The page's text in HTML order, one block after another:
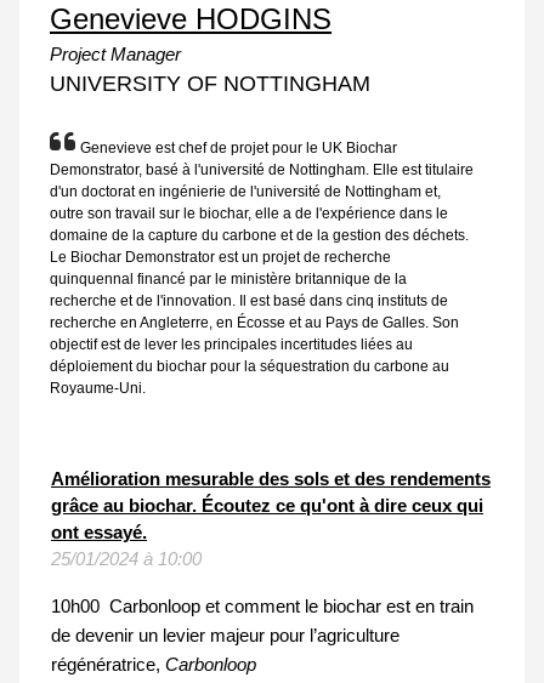
Genevieve HODGINS
Project Manager
UNIVERSITY OF NOTTINGHAM
Genevieve est chef de projet pour le UK Biochar
Demonstrator, basé à l'université de Nottingham. Elle est titulaire
d'un doctorat en ingénierie de l'université de Nottingham et,
outre son travail sur le biochar, elle a de l'expérience dans le
domaine de la capture du carbone et de la gestion des déchets.
Le Biochar Demonstrator est un projet de recherche
quinquennal financé par le ministère britannique de la
recherche et de l'innovation. Il est basé dans cinq instituts de
recherche en Angleterre, en Écosse et au Pays de Galles. Son
objectif est de lever les principales incertitudes liées au
déploiement du biochar pour la séquestration du carbone au
Royaume-Uni.
Amélioration mesurable des sols et des rendements
grâce au biochar. Écoutez ce qu'ont à dire ceux qui
ont essayé.
25/01/2024 à 10:00
10h00 Carbonloop et comment le biochar est en train
de devenir un levier majeur pour l’agriculture
régénératrice, Carbonloop